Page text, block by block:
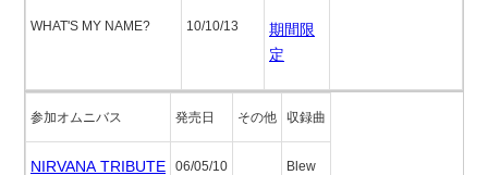
WHAT'S MY NAME? 10/10/13
期間限
定
参加オムニバス 発売日 その他 収録曲
NIRVANA TRIBUTE 06/05/10 Blew